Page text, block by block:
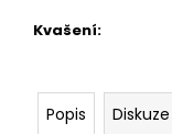
Kvašení:
Popis Diskuze